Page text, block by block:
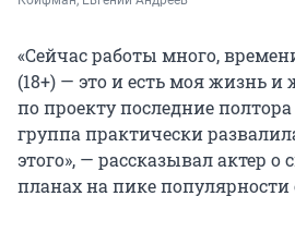
«Сейчас работы много,
(18+) — это и есть моя жизнь
по проекту последние
группа практически
этого», — рассказывал актер о
планах на пике популярности